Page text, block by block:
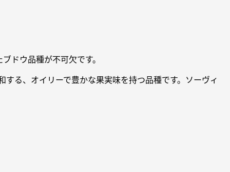
ドウ品種が不可欠です。
る、オイリーで豊かな果実味を持つ品種です。ソーヴィ